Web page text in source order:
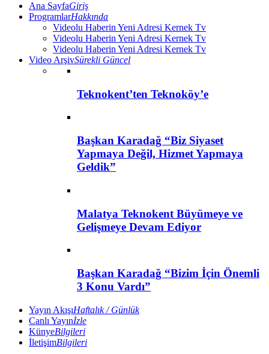
Ana SayfaGiriş
ProgramlarHakkında
Videolu Haberin Yeni Adresi Kernek Tv
Videolu Haberin Yeni Adresi Kernek Tv
Videolu Haberin Yeni Adresi Kernek Tv
Video ArşivSürekli Güncel
Teknokent’ten Teknoköy’e
Başkan Karadağ “Biz Siyaset
Yapmaya Değil, Hizmet Yapmaya
Geldik”
Malatya Teknokent Büyümeye ve
Gelişmeye Devam Ediyor
Başkan Karadağ “Bizim İçin Önemli
3 Konu Vardı”
Yayın AkışıHaftalık / Günlük
Canlı Yayınİzle
KünyeBilgileri
İletişimBilgileri